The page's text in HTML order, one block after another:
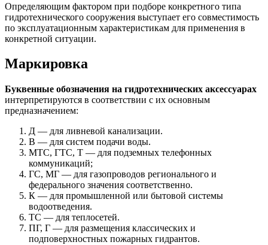
Определяющим фактором при подборе конкретного типа
гидротехнического сооружения выступает его совместимость
по эксплуатационным характеристикам для применения в
конкретной ситуации.
Маркировка
Буквенные обозначения на гидротехнических аксессуарах
интерпретируются в соответствии с их основным
предназначением:
Д — для ливневой канализации.
В — для систем подачи воды.
МТС, ГТС, Т — для подземных телефонных
коммуникаций;
ГС, МГ — для газопроводов регионального и
федерального значения соответственно.
К — для промышленной или бытовой системы
водоотведения.
ТС — для теплосетей.
ПГ, Г — для размещения классических и
подповерхностных пожарных гидрантов.